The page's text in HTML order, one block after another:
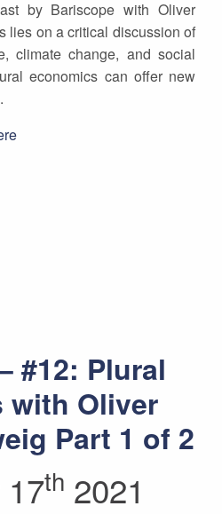
by Bariscope with Oliver
lies on a critical discussion of
climate change, and social
economics can offer new
#12: Plural
with Oliver
Part 1 of 2
th 2021